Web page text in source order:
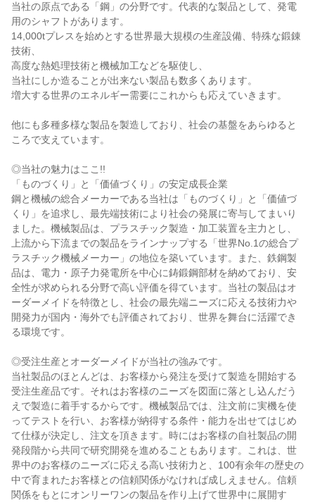
当社の原点である「鋼」の分野です。代表的な製品として、発電
用のシャフトがあります。
14,000tプレスを始めとする世界最大規模の生産設備、特殊な鍛錬
技術、
高度な熱処理技術と機械加工などを駆使し、
当社にしか造ることが出来ない製品も数多くあります。
増大する世界のエネルギー需要にこれからも応えていきます。
他にも多種多様な製品を製造しており、社会の基盤をあらゆると
ころで支えています。
◎当社の魅力はここ!!
「ものづくり」と「価値づくり」の安定成長企業
鋼と機械の総合メーカーである当社は「ものづくり」と「価値づ
くり」を追求し、最先端技術により社会の発展に寄与してまいり
ました。機械製品は、プラスチック製造・加工装置を主力とし、
上流から下流までの製品をラインナップする「世界No.1の総合プ
ラスチック機械メーカー」の地位を築いています。また、鉄鋼製
品は、電力・原子力発電所を中心に鋳鍛鋼部材を納めており、安
全性が求められる分野で高い評価を得ています。当社の製品はオ
ーダーメイドを特徴とし、社会の最先端ニーズに応える技術力や
開発力が国内・海外でも評価されており、世界を舞台に活躍でき
る環境です。
◎受注生産とオーダーメイドが当社の強みです。
当社製品のほとんどは、お客様から発注を受けて製造を開始する
受注生産品です。それはお客様のニーズを図面に落とし込んだう
えで製造に着手するからです。機械製品では、注文前に実機を使
ってテストを行い、お客様が納得する条件・能力を出せてはじめ
て仕様が決定し、注文を頂きます。時にはお客様の自社製品の開
発段階から共同で研究開発を進めることもあります。これは、世
界中のお客様のニーズに応える高い技術力と、100有余年の歴史の
中で育まれたお客様との信頼関係がなければ成しえません。信頼
関係をもとにオンリーワンの製品を作り上げて世界中に展開す